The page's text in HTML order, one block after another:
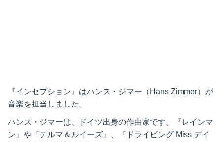
『インセプション』はハンス・ジマー（Hans Zimmer）が
音楽を担当しました。
ハンス・ジマーは、ドイツ出身の作曲家です。『レインマ
ン』や『テルマ＆ルイーズ』、『ドライビング Miss デイ